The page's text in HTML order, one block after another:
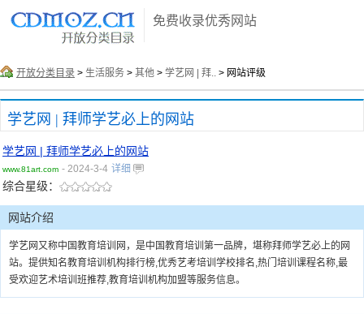
免费收录优秀网站
开放分类目录 > 生活服务 > 其他 > 学艺网 | 拜.. > 网站评级
学艺网 | 拜师学艺必上的网站
学艺网 | 拜师学艺必上的网站
www.81art.com - 2024-3-4 详细
综合星级：
网站介绍
学艺网又称中国教育培训网，是中国教育培训第一品牌，堪称拜师学艺必上的网
站。提供知名教育培训机构排行榜,优秀艺考培训学校排名,热门培训课程名称,最
受欢迎艺术培训班推荐,教育培训机构加盟等服务信息。